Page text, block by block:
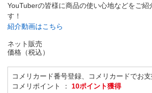
YouTuberの皆様に商品の使い心地などをご紹
す！
紹介動画はこちら
ネット販売
価格（税込）
コメリカード番号登録、コメリカードでお
コメリポイント ： 10ポイント獲得